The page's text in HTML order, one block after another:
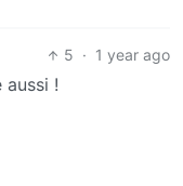
5 · 1 year ago
aussi !